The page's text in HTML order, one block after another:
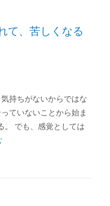
て、苦しくなる
持ちがないからではな
ていないことから始ま
でも、感覚としては